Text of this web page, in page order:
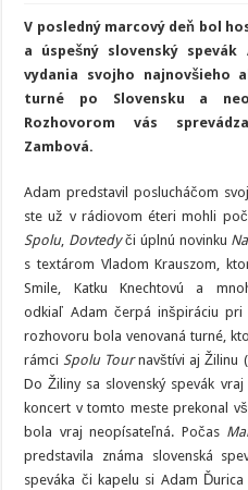
Ďurica
vyráža
na
turné:
Neobíde
Žilinu
a
Martin!
V posledný marcový deň bol
a úspešný slovenský
vydania svojho najnovšieho
turné po Slovensku a
Rozhovorom vás
Zambová.
Adam predstavil poslucháčom
ste už v rádiovom éteri mohli
Spolu, Dovtedyči úplnú novinku
s textárom Vladom Krauszom,
Smile, Katku Knechtovú a
odkiaľ Adam čerpá inšpiráciu
rozhovoru bola venovaná turné,
rámciSpolu Tournavštívi aj Žilinu
Do Žiliny sa slovenský spevák
koncert v tomto meste prekonal
bola vraj neopísateľná. Počas
predstavila známa slovenská
speváka či kapelu si Adam